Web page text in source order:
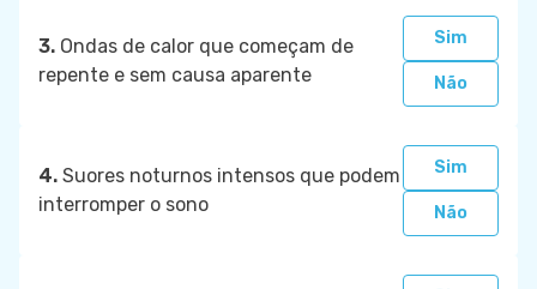
3. Ondas de calor que começam de
repente e sem causa aparente
Sim
Não
4. Suores noturnos intensos que podem
interromper o sono
Sim
Não